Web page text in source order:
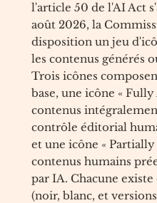
l'article 50 de l'AI Act
août 2026, la
disposition un jeu
les contenus générés
Trois icônes
base, une icône «
contenus
contrôle éditorial
et une icône «
contenus humains
par IA. Chacune
(noir, blanc, et versions